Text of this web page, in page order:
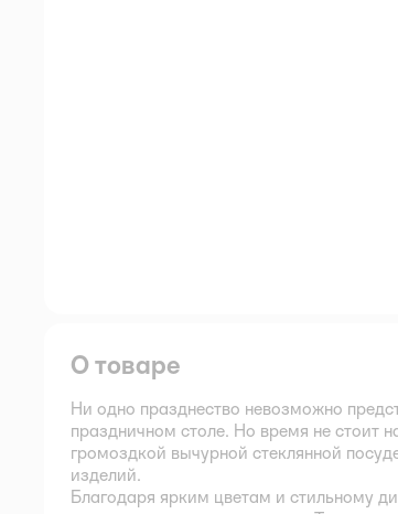
О товаре
Ни одно празднество невозможно
праздничном столе. Но время не стоит
громоздкой вычурной стеклянной
изделий.
Благодаря ярким цветам и стильному